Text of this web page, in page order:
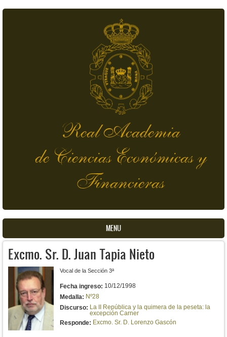
Real Academia
de Ciencias Económicas y
Financieras
MENU
Excmo. Sr. D. Juan Tapia Nieto
Vocal de la Sección 3ª
Fecha ingreso: 10/12/1998
Medalla: Nº28
Discurso: La II República y la quimera de la peseta: la
excepción Carner
Responde: Excmo. Sr. D. Lorenzo Gascón